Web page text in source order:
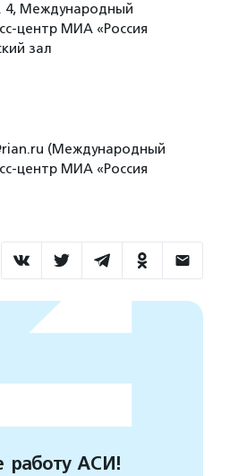
4, Международный
центр МИА «Россия
зал
(Международный
центр МИА «Россия
работу АСИ!